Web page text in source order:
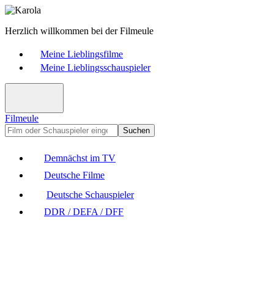
Herzlich willkommen bei der Filmeule
Meine Lieblingsfilme
Meine Lieblingsschauspieler
Filmeule
Suchen
Demnächst im TV
Deutsche Filme
Deutsche Schauspieler
DDR / DEFA / DFF